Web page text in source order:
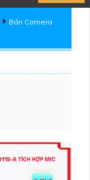
Bán Camera